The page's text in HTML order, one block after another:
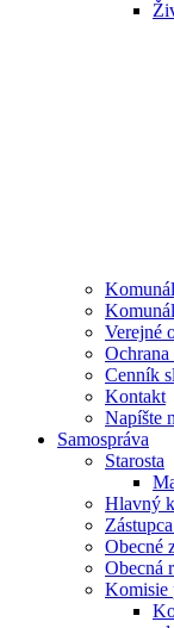
Verejné
Cenník
Kontakt
Napíšte
Samospráva
Starosta
Hlavný
Obecné
Obecná
Komisie